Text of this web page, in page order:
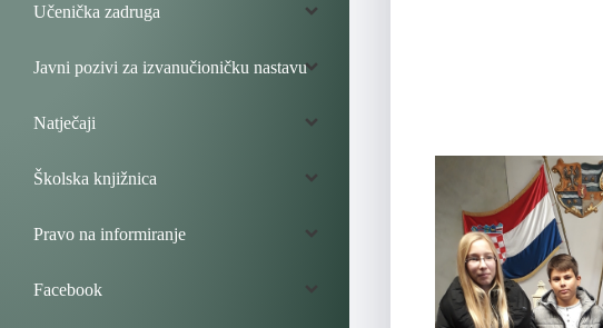
Učenička zadruga
Javni pozivi za izvanučioničku nastavu
Natječaji
Školska knjižnica
Pravo na informiranje
Facebook